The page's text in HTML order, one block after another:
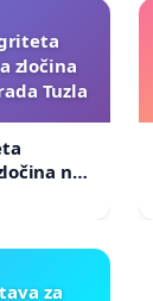
zločina
Tuzla
nad
za